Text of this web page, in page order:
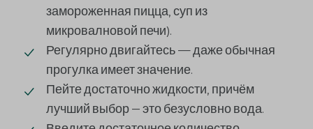
замороженная пицца, суп из
микровалновой печи).
Регулярно двигайтесь — даже обычная
прогулка имеет значение.
Пейте достаточно жидкости, причём
лучший выбор – это безусловно вода.